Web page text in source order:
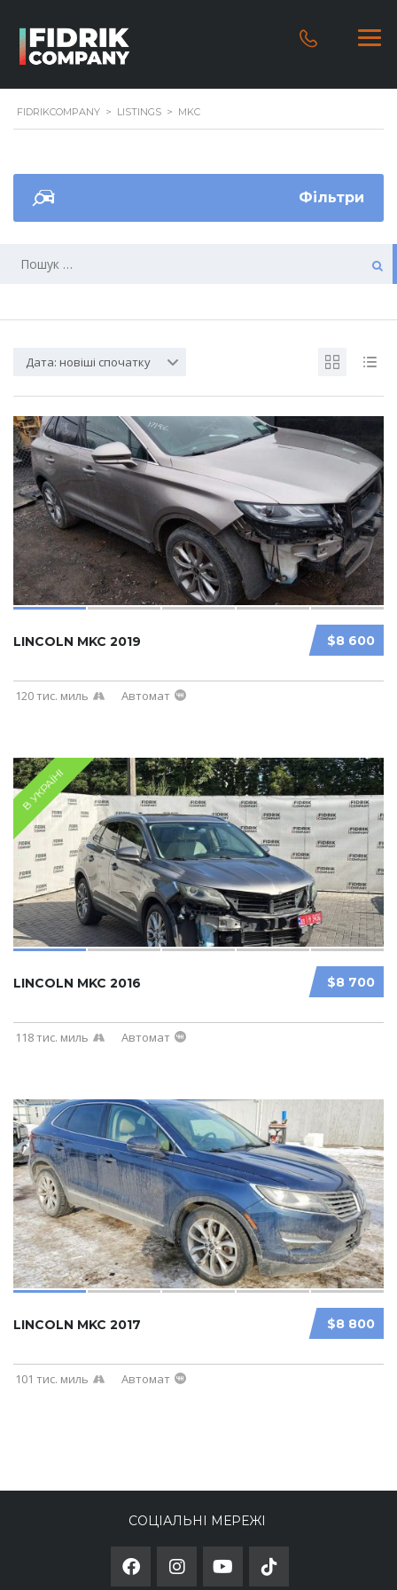
FIDRIKCOMPANY > LISTINGS > MKC
Фільтри
Дата: новіші спочатку
$8 600
LINCOLN MKC 2019
120 тис. миль Автомат
В УКРАЇНІ
$8 700
LINCOLN MKC 2016
118 тис. миль Автомат
$8 800
LINCOLN MKC 2017
101 тис. миль Автомат
СОЦІАЛЬНІ МЕРЕЖІ